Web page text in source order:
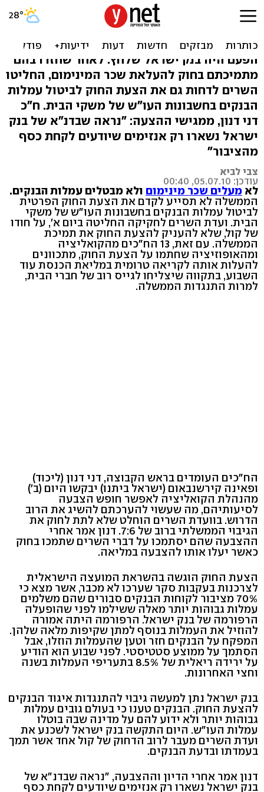
הממשלה מתנגדת גם לביטול
עמלות הבנקים
הפעם היה בנק ישראל שלחץ. לאחר שחזרו בהם
מתמיכתם בחוק להעלאת שכר המינימום, החליטו
השרים לדחות גם את הצעת החוק לביטול עמלות
הבנקים בחשבונות העו"ש של משקי הבית. ח"כ
דני דנון, ממגישי ההצעה: "נראה שבדנ"א של בנק
ישראל נשארו רק אנזימים שיודעים לקחת כסף
מהציבור"
צבי לביא
עודכן: 05.07.10, 00:40
לא מעלים שכר מינימום ולא מבטלים עמלות הבנקים.
הממשלה לא תסייע לקדם את הצעת החוק הפרטית
לביטול עמלות הבנקים בחשבונות העו"ש של משקי
הבית. ועדת השרים לחקיקה החליטה ביום א', על חודו
של קול, שלא להעניק להצעת החוק את תמיכת
הממשלה. עם זאת, 13 הח"כים מהקואליציה
ומהאופוזיציה שחתמו על הצעת החוק, מתכוונים
להעלות אותה לקריאה טרומית במליאת הכנסת עוד
השבוע, בתקווה שיצליחו לגייס רוב של חברי הבית,
למרות התנגדות הממשלה.
הח"כים העומדים בראש הקבוצה, דני דנון (ליכוד)
ופאינה קירשנבאום (ישראל ביתנו) יבקשו היום (ב')
מהנהלת הקואליציה לאפשר חופש הצבעה
לסיעותיהם, מה שעשוי להערכתם להשיג את הרוב
הדרוש. בוועדת השרים הוחלט שלא לתת לחוק את
הגיבוי הממשלתי ברוב של 7:6. דנון אמר אחרי
ההצבעה שהם יסתמכו על דברי השרים שתמכו בחוק
כאשר יעלו אותו להצבעה במליאה.
הצעת החוק הוגשה בהשראת המועצה הישראלית
לצרכנות בעקבות סקר שערכו לא מכבר, אשר מצא כי
70% מציבור לקוחות הבנקים סבורים שהם משלמים
עמלות גבוהות יותר מאלה ששילמו לפני שהופעלה
הרפורמה של בנק ישראל. הרפורמה היתה אמורה
להוזיל את העמלות בנוסף למתן שקיפות מלאה שלהן.
המפקח על הבנקים חזר וטען שהעמלות הוזלו, אבל
הסתמך על ממוצע סטטיסטי. לפני שבוע הוא הודיע
על ירידה ריאלית של 8.5% בתעריפי העמלות בשנה
וחצי האחרונות.
בנק ישראל נתן למעשה גיבוי להתנגדות איגוד הבנקים
להצעת החוק. הבנקים טענו כי בעולם גובים עמלות
גבוהות יותר ולא ידוע להם על מדינה שבה בוטלו
עמלות העו"ש. היום התקשה בנק ישראל לשכנע את
ועדת השרים מעבר לרוב הדחוק של קול אחד אשר תמך
בעמדתו ובדעת הבנקים.
דנון אמר אחרי הדיון וההצבעה, "נראה שבדנ"א של
בנק ישראל נשארו רק אנזימים שיודעים לקחת כסף